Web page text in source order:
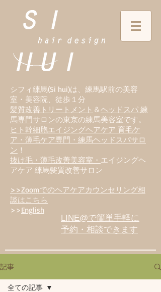
シフィ練馬(Si hui)は、 練馬駅前の美容
室・美容院、徒歩１分
髪質改善トリートメント ＆ヘッドスパ 練
馬専門サロンの東京の練馬美容室です。
ヒト幹細胞エイジングヘアケア 育毛ケ
ア・薄毛ケア専門・練馬ヘッドスパサロ
ン ！
抜け毛・薄毛改善美容室・ エイジングヘ
アケア 練馬髪質改善サロン
>>Zoomでのヘアケアカウンセリング相
談はこちら
>>English
LINE@で簡単手軽に
予約・相談できます
記事
全ての記事